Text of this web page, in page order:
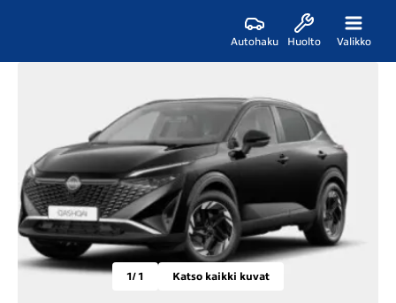
Autohaku Huolto Valikko
1/ 1 Katso kaikki kuvat